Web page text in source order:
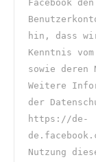
Facebook
hin, dass
Kenntnis
sowie deren
Weitere
der
https://de-
Nutzung